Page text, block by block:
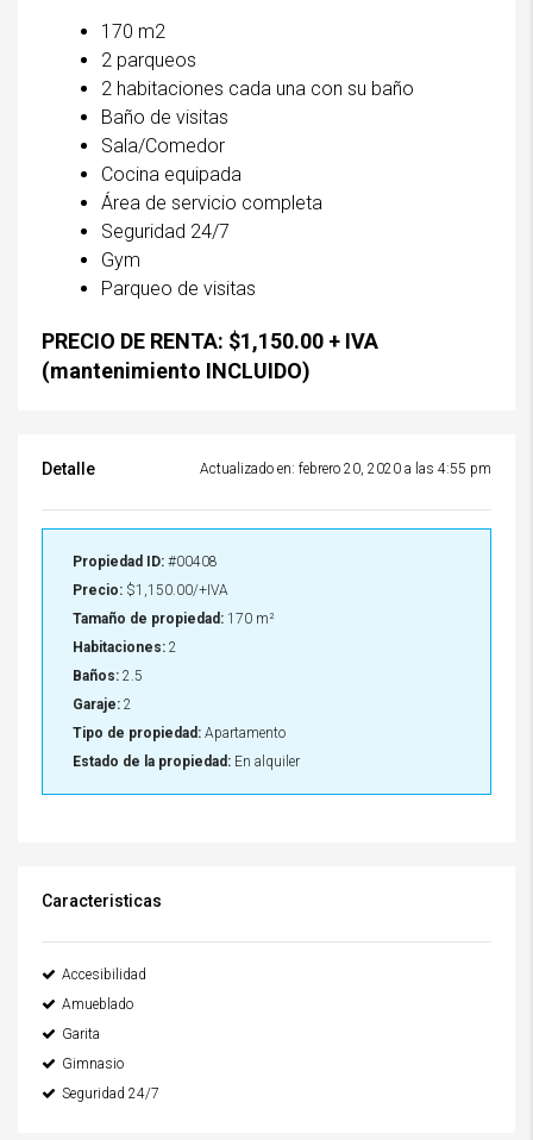
170 m2
2 parqueos
2 habitaciones cada una con su baño
Baño de visitas
Sala/Comedor
Cocina equipada
Área de servicio completa
Seguridad 24/7
Gym
Parqueo de visitas
PRECIO DE RENTA: $1,150.00 + IVA
(mantenimiento INCLUIDO)
Detalle Actualizado en: febrero 20, 2020 a las 4:55 pm
Propiedad ID: #00408
Precio: $1,150.00/+IVA
Tamaño de propiedad: 170 m²
Habitaciones: 2
Baños: 2.5
Garaje: 2
Tipo de propiedad: Apartamento
Estado de la propiedad: En alquiler
Caracteristicas
Accesibilidad
Amueblado
Garita
Gimnasio
Seguridad 24/7